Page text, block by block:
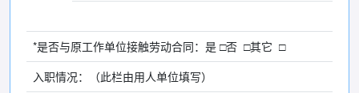
*是否与原工作单位接触劳动合同：是 □否 □其它 □
入职情况：（此栏由用人单位填写）